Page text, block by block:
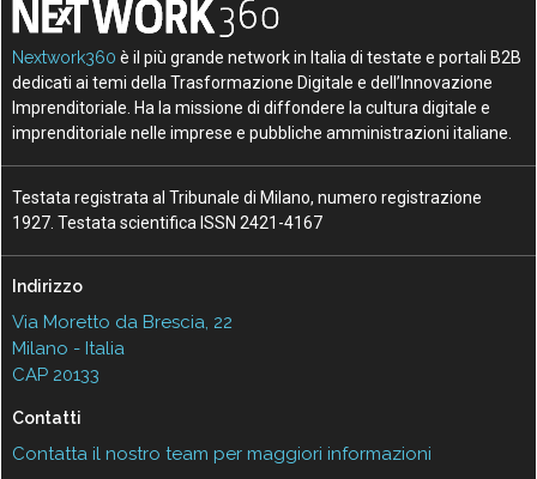
Nextwork360 è il più grande network in Italia di testate e portali B2B
dedicati ai temi della Trasformazione Digitale e dell’Innovazione
Imprenditoriale. Ha la missione di diffondere la cultura digitale e
imprenditoriale nelle imprese e pubbliche amministrazioni italiane.
Testata registrata al Tribunale di Milano, numero registrazione
1927. Testata scientifica ISSN 2421-4167
Indirizzo
Via Moretto da Brescia, 22
Milano - Italia
CAP 20133
Contatti
Contatta il nostro team per maggiori informazioni